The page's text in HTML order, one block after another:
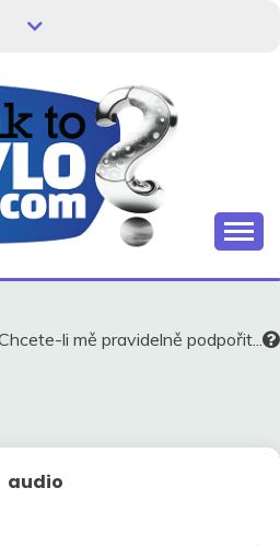
V
li mě pravidelně podpořit...
audio